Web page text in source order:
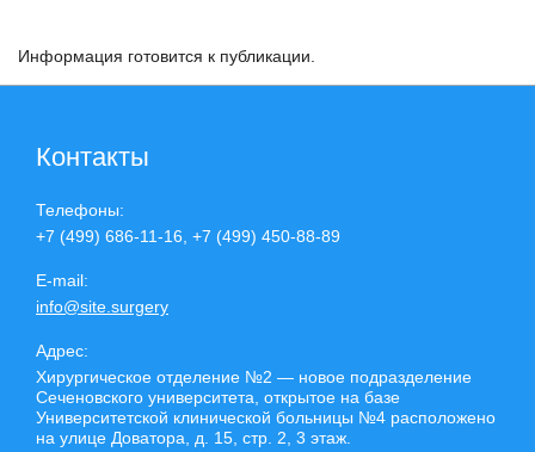
Информация готовится к публикации.
Контакты
Телефоны:
+7 (499) 686-11-16, +7 (499) 450-88-89
E-mail:
info@site.surgery
Адрес:
Хирургическое отделение №2 — новое подразделение
Сеченовского университета, открытое на базе
Университетской клинической больницы №4 расположено
на улице Доватора, д. 15, стр. 2, 3 этаж.